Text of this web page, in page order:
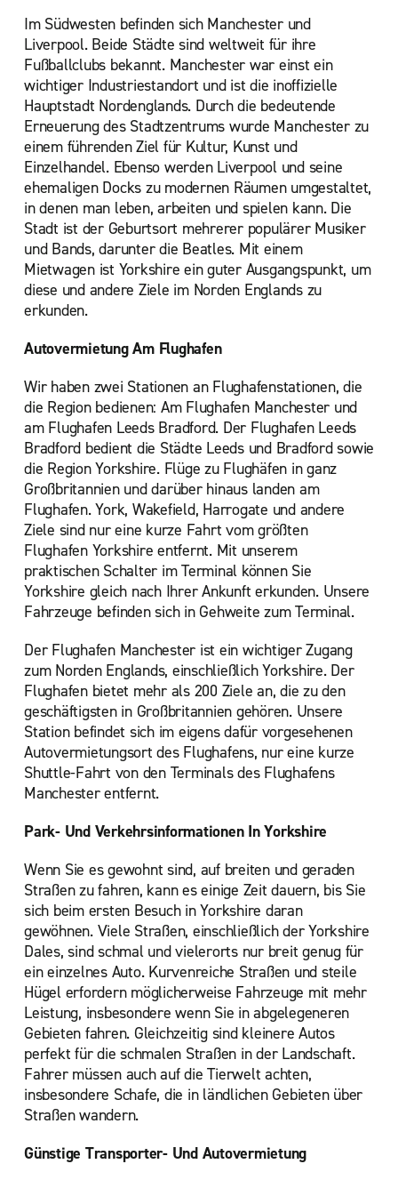
Im Südwesten befinden sich Manchester und
Liverpool. Beide Städte sind weltweit für ihre
Fußballclubs bekannt. Manchester war einst ein
wichtiger Industriestandort und ist die inoffizielle
Hauptstadt Nordenglands. Durch die bedeutende
Erneuerung des Stadtzentrums wurde Manchester zu
einem führenden Ziel für Kultur, Kunst und
Einzelhandel. Ebenso werden Liverpool und seine
ehemaligen Docks zu modernen Räumen umgestaltet,
in denen man leben, arbeiten und spielen kann. Die
Stadt ist der Geburtsort mehrerer populärer Musiker
und Bands, darunter die Beatles. Mit einem
Mietwagen ist Yorkshire ein guter Ausgangspunkt, um
diese und andere Ziele im Norden Englands zu
erkunden.
Autovermietung Am Flughafen
Wir haben zwei Stationen an Flughafenstationen, die
die Region bedienen: Am Flughafen Manchester und
am Flughafen Leeds Bradford. Der Flughafen Leeds
Bradford bedient die Städte Leeds und Bradford sowie
die Region Yorkshire. Flüge zu Flughäfen in ganz
Großbritannien und darüber hinaus landen am
Flughafen. York, Wakefield, Harrogate und andere
Ziele sind nur eine kurze Fahrt vom größten
Flughafen Yorkshire entfernt. Mit unserem
praktischen Schalter im Terminal können Sie
Yorkshire gleich nach Ihrer Ankunft erkunden. Unsere
Fahrzeuge befinden sich in Gehweite zum Terminal.
Der Flughafen Manchester ist ein wichtiger Zugang
zum Norden Englands, einschließlich Yorkshire. Der
Flughafen bietet mehr als 200 Ziele an, die zu den
geschäftigsten in Großbritannien gehören. Unsere
Station befindet sich im eigens dafür vorgesehenen
Autovermietungsort des Flughafens, nur eine kurze
Shuttle-Fahrt von den Terminals des Flughafens
Manchester entfernt.
Park- Und Verkehrsinformationen In Yorkshire
Wenn Sie es gewohnt sind, auf breiten und geraden
Straßen zu fahren, kann es einige Zeit dauern, bis Sie
sich beim ersten Besuch in Yorkshire daran
gewöhnen. Viele Straßen, einschließlich der Yorkshire
Dales, sind schmal und vielerorts nur breit genug für
ein einzelnes Auto. Kurvenreiche Straßen und steile
Hügel erfordern möglicherweise Fahrzeuge mit mehr
Leistung, insbesondere wenn Sie in abgelegeneren
Gebieten fahren. Gleichzeitig sind kleinere Autos
perfekt für die schmalen Straßen in der Landschaft.
Fahrer müssen auch auf die Tierwelt achten,
insbesondere Schafe, die in ländlichen Gebieten über
Straßen wandern.
Günstige Transporter- Und Autovermietung